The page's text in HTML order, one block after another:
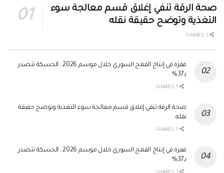
صحة الرقة تنفي إغلاق قسم معالجة سوء
التغذية وتوضح حقيقة نقله
قفزة في إنتاج القمح السوري خلال موسم 2026.. الحسكة تتصدر
بـ37%
صحة الرقة تنفي إغلاق قسم معالجة سوء التغذية وتوضح حقيقة
نقله
قفزة في إنتاج القمح السوري خلال موسم 2026.. الحسكة تتصدر
بـ37%